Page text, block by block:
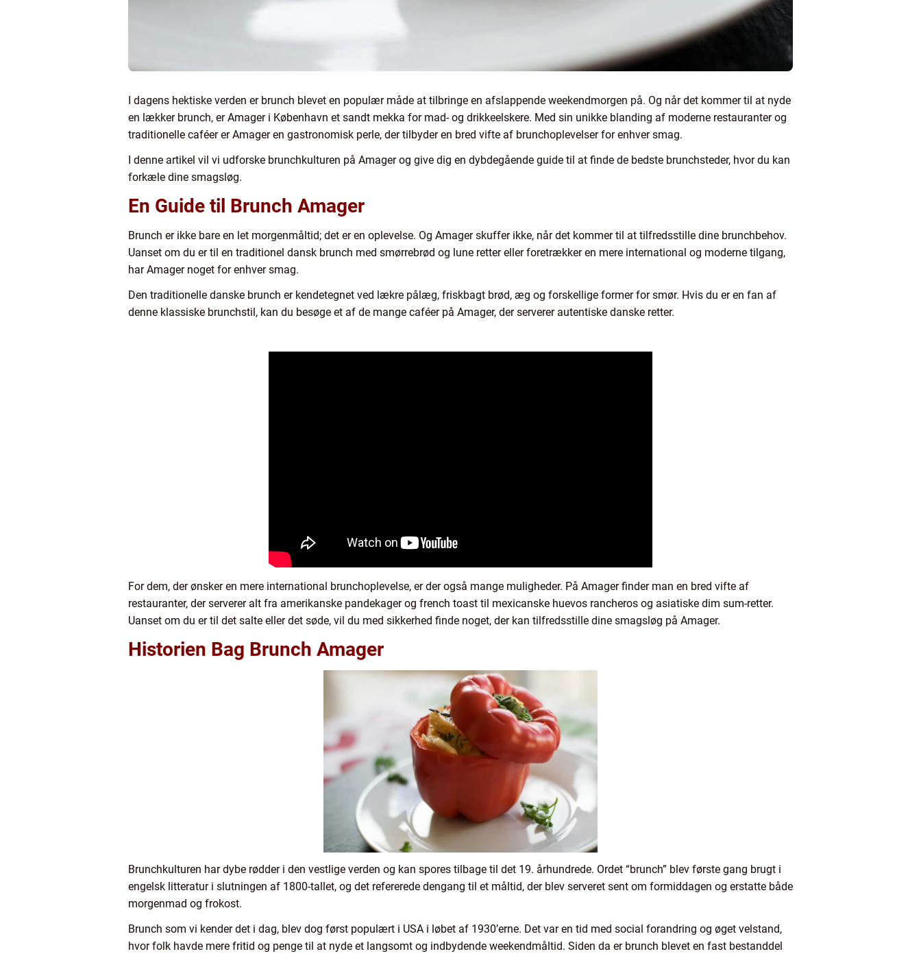
I dagens hektiske verden er brunch blevet en populær måde at tilbringe en afslappende weekendmorgen på. Og når det kommer til at nyde
en lækker brunch, er Amager i København et sandt mekka for mad- og drikkeelskere. Med sin unikke blanding af moderne restauranter og
traditionelle caféer er Amager en gastronomisk perle, der tilbyder en bred vifte af brunchoplevelser for enhver smag.
I denne artikel vil vi udforske brunchkulturen på Amager og give dig en dybdegående guide til at finde de bedste brunchsteder, hvor du kan
forkæle dine smagsløg.
En Guide til Brunch Amager
Brunch er ikke bare en let morgenmåltid; det er en oplevelse. Og Amager skuffer ikke, når det kommer til at tilfredsstille dine brunchbehov.
Uanset om du er til en traditionel dansk brunch med smørrebrød og lune retter eller foretrækker en mere international og moderne tilgang,
har Amager noget for enhver smag.
Den traditionelle danske brunch er kendetegnet ved lækre pålæg, friskbagt brød, æg og forskellige former for smør. Hvis du er en fan af
denne klassiske brunchstil, kan du besøge et af de mange caféer på Amager, der serverer autentiske danske retter.
For dem, der ønsker en mere international brunchoplevelse, er der også mange muligheder. På Amager finder man en bred vifte af
restauranter, der serverer alt fra amerikanske pandekager og french toast til mexicanske huevos rancheros og asiatiske dim sum-retter.
Uanset om du er til det salte eller det søde, vil du med sikkerhed finde noget, der kan tilfredsstille dine smagsløg på Amager.
Historien Bag Brunch Amager
Brunchkulturen har dybe rødder i den vestlige verden og kan spores tilbage til det 19. århundrede. Ordet “brunch” blev første gang brugt i
engelsk litteratur i slutningen af 1800-tallet, og det refererede dengang til et måltid, der blev serveret sent om formiddagen og erstatte både
morgenmad og frokost.
Brunch som vi kender det i dag, blev dog først populært i USA i løbet af 1930’erne. Det var en tid med social forandring og øget velstand,
hvor folk havde mere fritid og penge til at nyde et langsomt og indbydende weekendmåltid. Siden da er brunch blevet en fast bestanddel